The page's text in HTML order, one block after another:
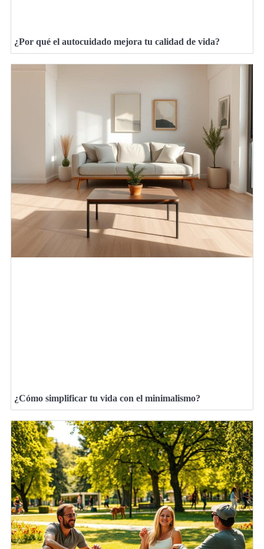
¿Por qué el autocuidado mejora tu calidad de vida?
¿Cómo simplificar tu vida con el minimalismo?